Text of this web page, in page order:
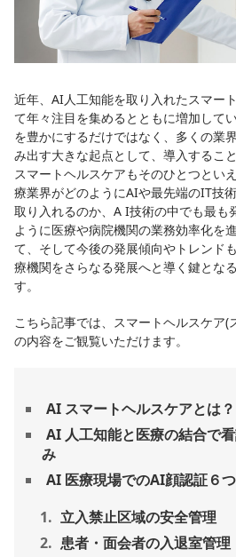
近年、AI人工知能を取り入れたスマー
て年々注目を集めるとともに増加して
を豊かにするだけではなく、多くの業
み出す大きな起点として、導入するこ
スマートヘルスケアもそのひとつとい
療業界がどのようにAIや最先端のIT技
取り入れるのか、A I技術の中でも最も
ように医療や病院機関の業務効率化を
て、そして今後の発展傾向やトレンド
療機関をさらなる発展へと導く鍵とな
す。
こちら記事では、スマートヘルスケア(
の内容をご観覧いただけます。
AI スマートヘルスケアとは？
AI 人工知能と医療の結合で
み
AI 医療現場でのAI顔認証６
立入禁止区域の安全管理
患者・面会者の入退室管理